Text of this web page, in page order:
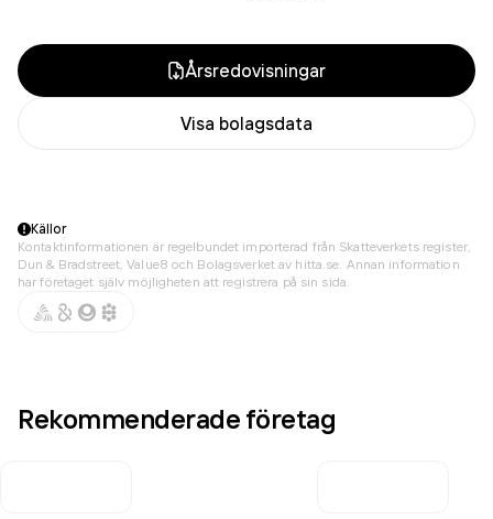
Årsredovisningar
Visa bolagsdata
Källor
Kontaktinformationen är regelbundet importerad från Skatteverkets register,
Dun & Bradstreet, Value8 och Bolagsverket av hitta.se. Annan information
har företaget själv möjligheten att registrera på sin sida.
Rekommenderade företag